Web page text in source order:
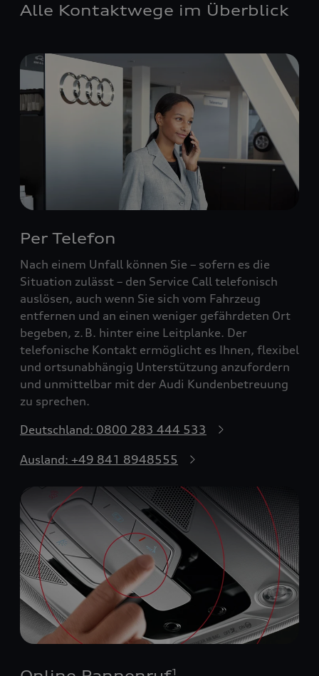
Alle Kontaktwege im Überblick
Per Telefon
Nach einem Unfall können Sie – sofern es die
Situation zulässt – den Service Call telefonisch
auslösen, auch wenn Sie sich vom Fahrzeug
entfernen und an einen weniger gefährdeten Ort
begeben, z. B. hinter eine Leitplanke. Der
telefonische Kontakt ermöglicht es Ihnen, flexibel
und ortsunabhängig Unterstützung anzufordern
und unmittelbar mit der Audi Kundenbetreuung
zu sprechen.
Deutschland: 0800 283 444 533
Ausland: +49 841 8948555
1